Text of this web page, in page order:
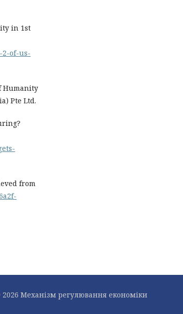
in 1st
2-of-us-
Humanity
Pte Ltd.
from
Механiзм регулювання економiки